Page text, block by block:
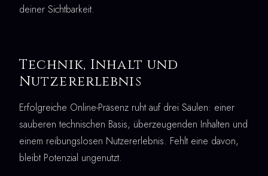
deiner Sichtbarkeit.
Technik, Inhalt und
Nutzererlebnis
Erfolgreiche Online-Präsenz ruht auf drei Säulen: einer
sauberen technischen Basis, überzeugenden Inhalten und
einem reibungslosen Nutzererlebnis. Fehlt eine davon,
bleibt Potenzial ungenutzt.